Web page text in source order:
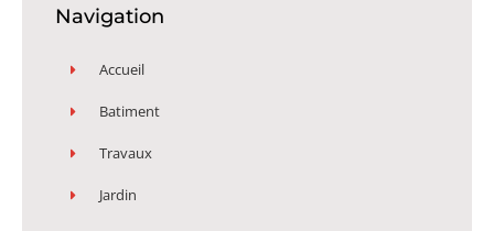
Navigation
Accueil
Batiment
Travaux
Jardin